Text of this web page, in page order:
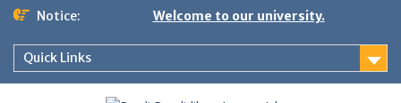
Skip
content
Notice: Welcome to our university.
Quick Links